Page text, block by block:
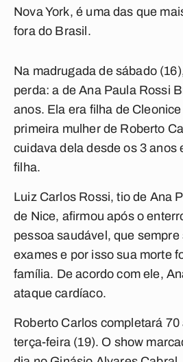
Nova York, é uma das que
fora do Brasil.
Na madrugada de sábado
perda: a de Ana Paula Rossi
anos. Ela era filha de
primeira mulher de Roberto
cuidava dela desde os 3 anos
filha.
Luiz Carlos Rossi, tio de Ana
de Nice, afirmou após o
pessoa saudável, que sempre
exames e por isso sua morte
família. De acordo com ele,
ataque cardíaco.
Roberto Carlos completará
terça-feira (19). O show